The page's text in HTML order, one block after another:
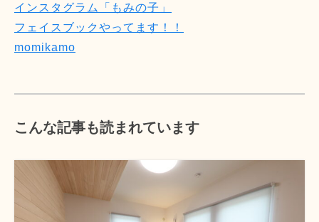
インスタグラム「もみの子」
フェイスブックやってます！！
momikamo
こんな記事も読まれています